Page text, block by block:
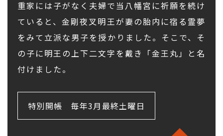
重家には子がなく夫婦で当八幡宮に祈願を続け
ていると、金剛夜叉明王が妻の胎内に宿る霊夢
をみて立派な男子を授かりました。そこで、そ
の子に明王の上下二文字を戴き「金王丸」と名
付けました。
特別開帳 毎年3月最終土曜日